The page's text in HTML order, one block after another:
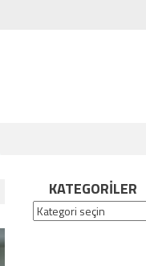
KATEGORILER
Kategoriler